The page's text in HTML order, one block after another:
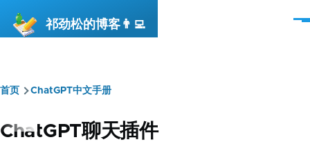
祁劲松的博客👨‍💻
菜
面
包
首页 ChatGPT中文手册
ChatGPT聊天插件